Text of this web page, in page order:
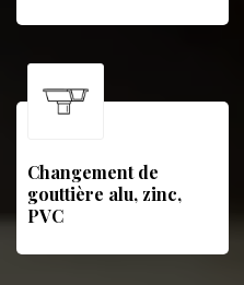
Changement de
gouttière alu, zinc,
PVC